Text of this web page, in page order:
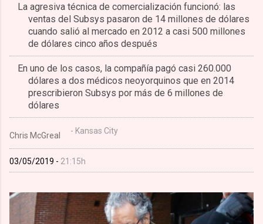
La agresiva técnica de comercialización funcionó: las
ventas del Subsys pasaron de 14 millones de dólares
cuando salió al mercado en 2012 a casi 500 millones
de dólares cinco años después
En uno de los casos, la compañía pagó casi 260.000
dólares a dos médicos neoyorquinos que en 2014
prescribieron Subsys por más de 6 millones de
dólares
Chris McGreal - Kansas City
03/05/2019 - 21:15h